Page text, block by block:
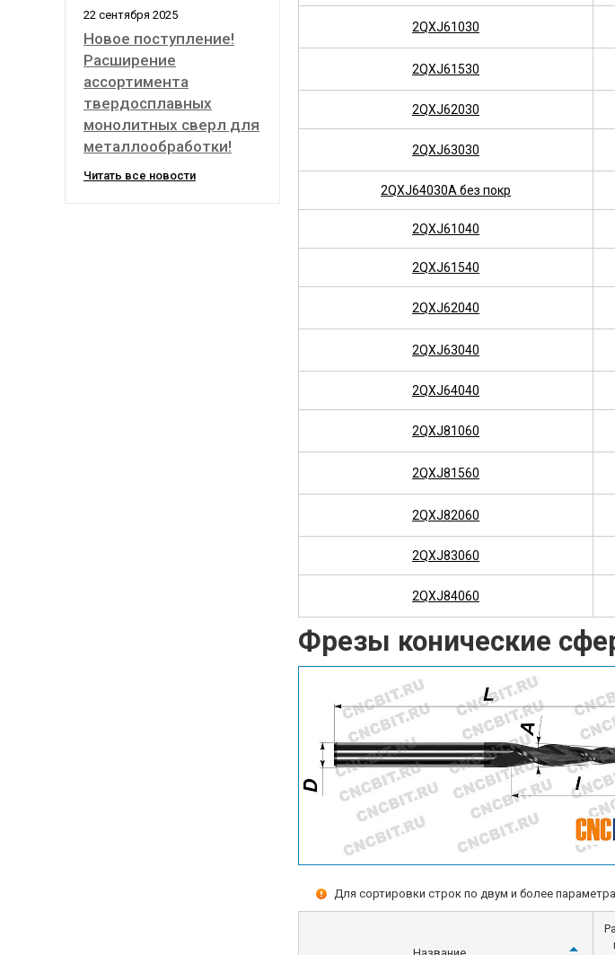
22 сентября 2025
Новое поступление!
Расширение
ассортимента
твердосплавных
монолитных сверл для
металлообработки!
Читать все новости
2QXJ61030
2QXJ61530
2QXJ62030
2QXJ63030
2QXJ64030A без покр
2QXJ61040
2QXJ61540
2QXJ62040
2QXJ63040
2QXJ64040
2QXJ81060
2QXJ81560
2QXJ82060
2QXJ83060
2QXJ84060
Фрезы конические
Для сортировки строк по двум и более